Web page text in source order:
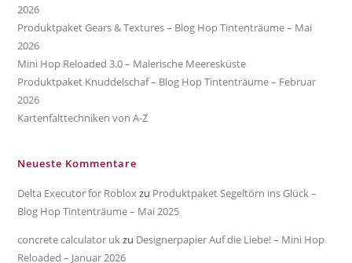
2026
Produktpaket Gears & Textures – Blog Hop Tintenträume – Mai
2026
Mini Hop Reloaded 3.0 – Malerische Meeresküste
Produktpaket Knuddelschaf – Blog Hop Tintenträume – Februar
2026
Kartenfalttechniken von A-Z
Neueste Kommentare
Delta Executor for Robloxzu Produktpaket Segeltörn ins Glück –
Blog Hop Tintenträume – Mai 2025
concrete calculator ukzu Designerpapier Auf die Liebe! – Mini Hop
Reloaded – Januar 2026